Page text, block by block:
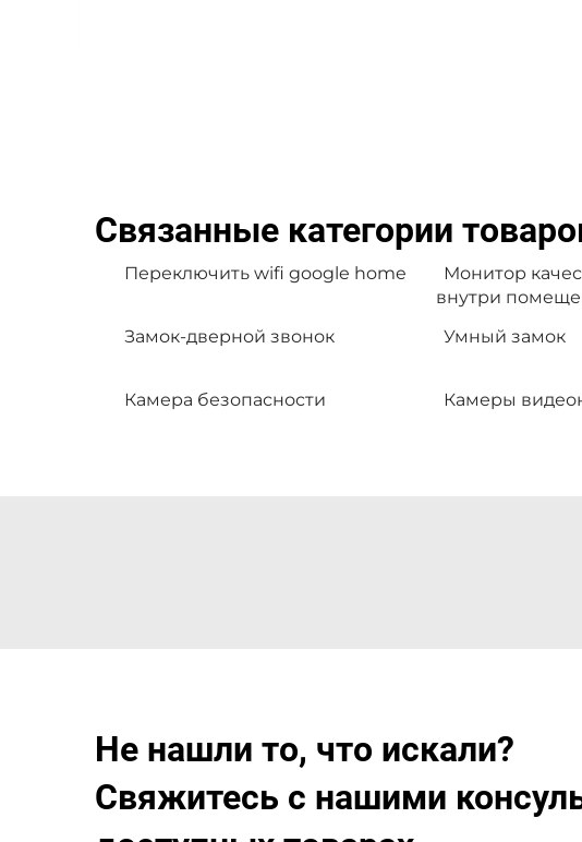
Связанные категории
Переключить wifi google home
Монитор
внутри
Замок-дверной звонок
Умный замок
Камера безопасности
Камеры
Не нашли то, что искали?
Свяжитесь с нашими